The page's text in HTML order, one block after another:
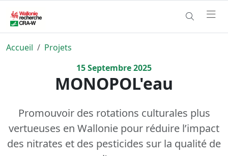
Accueil
Projets
15Septembre2025
MONOPOL'eau
Promouvoir des rotations culturales plus
vertueuses en Wallonie pour réduire l’impact
des nitrates et des pesticides sur la qualité de